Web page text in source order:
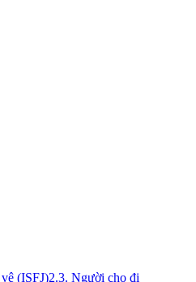
(ISFJ)2.3. Người cho đi